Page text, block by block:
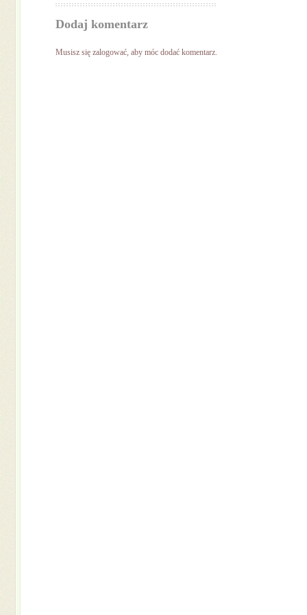
Dodaj komentarz
Musisz się zalogować, aby móc dodać komentarz.